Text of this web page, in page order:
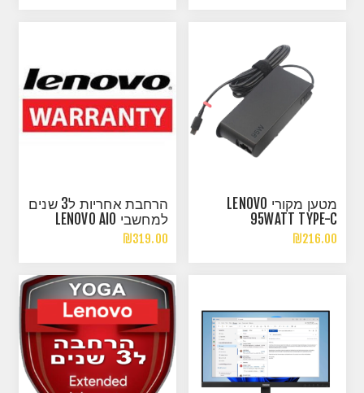
מטען מקורי LENOVO
95WATT TYPE-C
₪216.00
הרחבת אחריות ל3 שנים
למחשבי LENOVO AIO
₪319.00